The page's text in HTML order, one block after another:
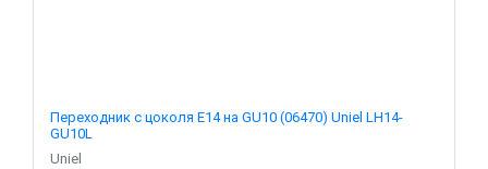
Переходник с цоколя Е14 на GU10 (06470) Uniel LH14-
GU10L
Uniel